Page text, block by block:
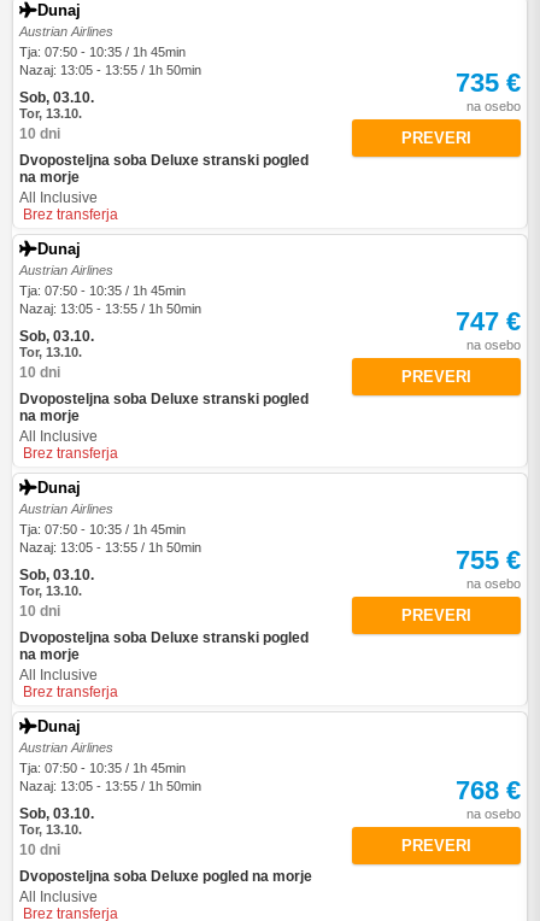
Dunaj
Austrian Airlines
Tja: 07:50 - 10:35 / 1h 45min
Nazaj: 13:05 - 13:55 / 1h 50min
Sob, 03.10.
Tor, 13.10.
10 dni
Dvoposteljna soba Deluxe stranski pogled
na morje
All Inclusive
Brez transferja
735 €
na osebo
PREVERI
Dunaj
Austrian Airlines
Tja: 07:50 - 10:35 / 1h 45min
Nazaj: 13:05 - 13:55 / 1h 50min
Sob, 03.10.
Tor, 13.10.
10 dni
Dvoposteljna soba Deluxe stranski pogled
na morje
All Inclusive
Brez transferja
747 €
na osebo
PREVERI
Dunaj
Austrian Airlines
Tja: 07:50 - 10:35 / 1h 45min
Nazaj: 13:05 - 13:55 / 1h 50min
Sob, 03.10.
Tor, 13.10.
10 dni
Dvoposteljna soba Deluxe stranski pogled
na morje
All Inclusive
Brez transferja
755 €
na osebo
PREVERI
Dunaj
Austrian Airlines
Tja: 07:50 - 10:35 / 1h 45min
Nazaj: 13:05 - 13:55 / 1h 50min
Sob, 03.10.
Tor, 13.10.
10 dni
Dvoposteljna soba Deluxe pogled na morje
All Inclusive
Brez transferja
768 €
na osebo
PREVERI